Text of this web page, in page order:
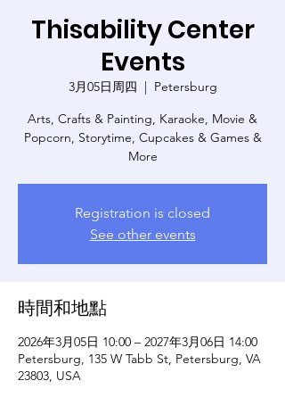
Thisability Center
Events
3月05日周四
  |
Petersburg
Arts, Crafts & Painting, Karaoke, Movie &
Popcorn, Storytime, Cupcakes & Games &
More
Registration is closed
See other events
時間和地點
2026年3月05日 10:00 – 2027年3月06日 14:00
Petersburg, 135 W Tabb St, Petersburg, VA
23803, USA